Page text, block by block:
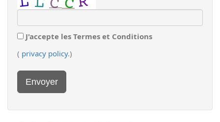
J'accepte les Termes et Conditions
( privacy policy.)
Envoyer